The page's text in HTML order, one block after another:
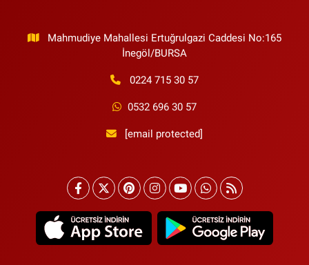
Mahmudiye Mahallesi Ertuğrulgazi Caddesi No:165
İnegöl/BURSA
0224 715 30 57
0532 696 30 57
[email protected]